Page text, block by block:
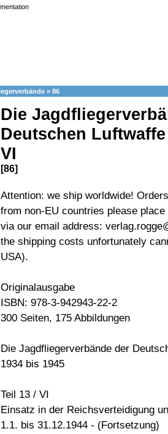
» 86
Die
Deutschen
VI
[86]
Attention: we ship worldwide! Orders
from non-EU countries please place
via our email address:
the shipping costs unfortunately
USA).
Originalausgabe
ISBN: 978-3-942943-22-2
300 Seiten, 175 Abbildungen
Die Jagdfliegerverbände der
1934 bis 1945
Teil 13 / VI
Einsatz in der Reichsverteidigung
1.1. bis 31.12.1944 - (Fortsetzung)